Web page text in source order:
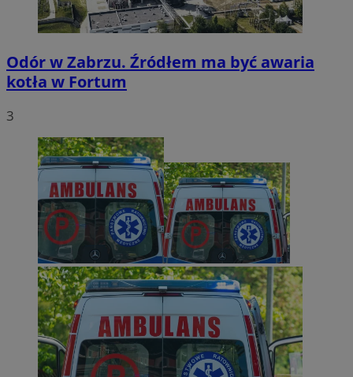
Odór w Zabrzu. Źródłem ma być awaria
kotła w Fortum
3